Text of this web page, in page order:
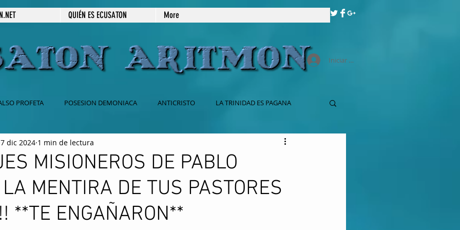
QUIÉN ES ECUSATON More
Iniciar sesión
PROFETA POSESION DEMONIACA ANTICRISTO LA TRINIDAD ES PAGANA
BABILONIA
ESPIRITISMO SECRETOS REVELADOS PRÉDICAS ESCRITAS
MISIONEROS DE PABLO
MENTIRA DE TUS PASTORES
**TE ENGAÑARON**
7 dic 2024 1 min de lectura